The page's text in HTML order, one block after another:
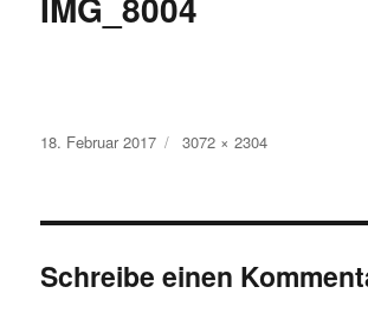
Veröffentlicht
18. Februar 2017
Volle
3072 × 2304
Schreibe einen